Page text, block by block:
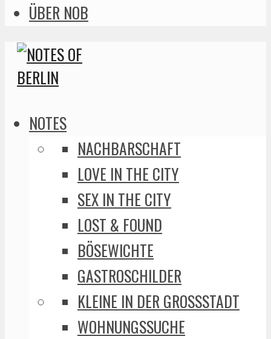
ÜBER NOB
NOTES
NACHBARSCHAFT
LOVE IN THE CITY
SEX IN THE CITY
LOST & FOUND
BÖSEWICHTE
GASTROSCHILDER
KLEINE IN DER GROSSSTADT
WOHNUNGSSUCHE